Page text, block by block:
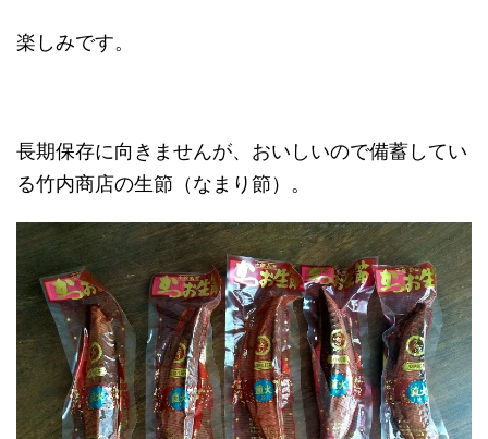
楽しみです。
長期保存に向きませんが、おいしいので備蓄してい
る竹内商店の生節（なまり節）。